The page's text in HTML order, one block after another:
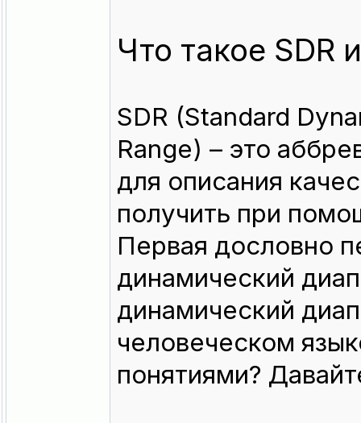
Что такое SDR
SDR (Standard
Range) – это
для описания
получить при
Первая дословно
динамический
динамический
человеческом
понятиями?